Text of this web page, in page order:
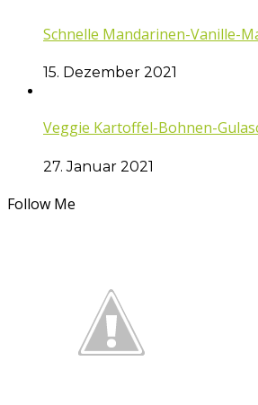
Schnelle Mandarinen-Vanille-
15. Dezember 2021
Veggie Kartoffel-Bohnen-
27. Januar 2021
Follow Me